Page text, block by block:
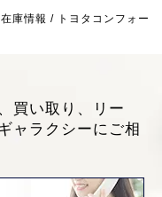
庫情報 / トヨタコンフォー
買い取り、リー
ャラクシーにご相